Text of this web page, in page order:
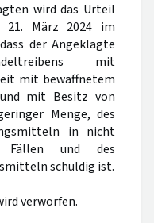
wird das Urteil
21. März 2024 im
der Angeklagte
mit
mit bewaffnetem
mit Besitz von
Menge, des
in nicht
und des
schuldig ist.
verworfen.